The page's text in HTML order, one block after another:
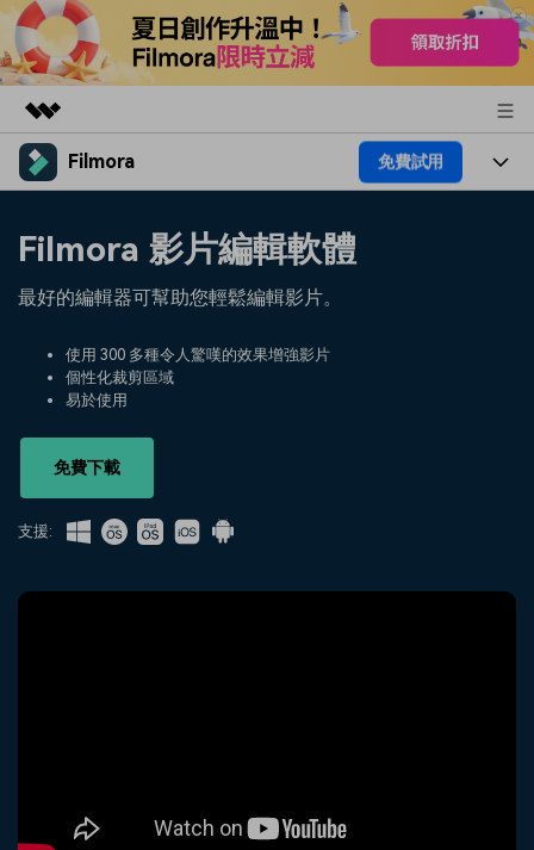
精選產品
實用工具
解決方案
商店
Filmora 免費試用
音訊
熱門人群
熱門方案
部落格
AI提示詞大全
收錄 100+ 熱門影片提示詞，快
幫助中心
我們隨時為您提供協助 如何用 Filmora 做出影響力
產品信息
立即購買 登入
Filmora 影片編輯軟體
最好的編輯器可幫助您輕鬆編輯影片。
使用 300 多種令人驚嘆的效果增強影片
個性化裁剪區域
易於使用
免費下載
支援: